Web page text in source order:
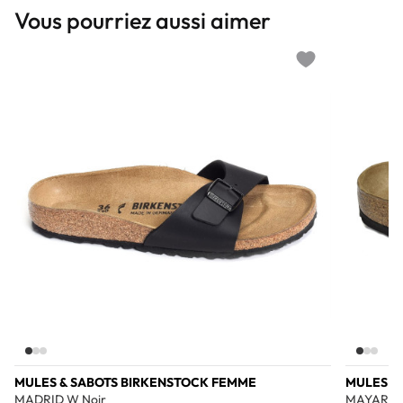
Vous pourriez aussi aimer
MULES & SABOTS BIRKENSTOCK FEMME
MADRID W Noir
MULES &
MAYARI